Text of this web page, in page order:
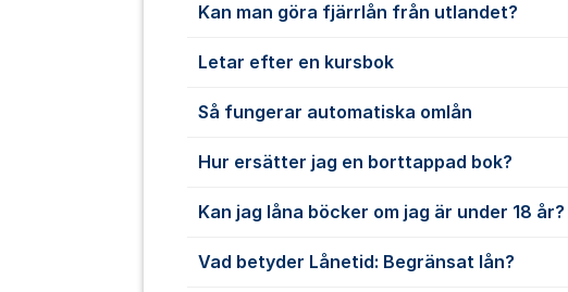
Kan man göra fjärrlån från utlandet?
Letar efter en kursbok
Så fungerar automatiska omlån
Hur ersätter jag en borttappad bok?
Kan jag låna böcker om jag är under 18 år?
Vad betyder Lånetid: Begränsat lån?